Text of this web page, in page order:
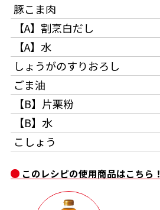
サッと鍋®
楽チン屋®
めんつゆレシピ
割烹白だしレシピ
レシピ特設サイト
割烹白だしレシピ特集
だし巻き卵特集
このレシピの使用商品はこちら！
豚こま肉
【A】割烹白だし
【A】水
しょうがのすりおろし
ごま油
【B】片栗粉
【B】水
こしょう